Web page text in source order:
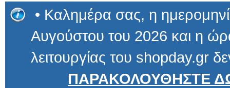
• Καλημέρα σας, η
Αυγούστου του 2026 και η
λειτουργίας του shopday.gr
ΠΑΡΑΚΟΛΟΥΘΗΣΤΕ